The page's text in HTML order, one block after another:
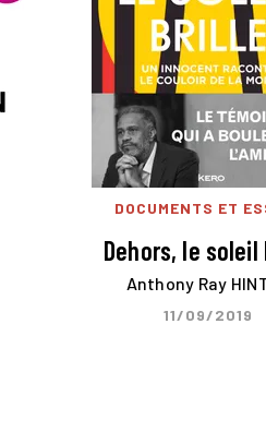
DOCUMENTS ET
Dehors, le
Anthony Ray
11/09/2019